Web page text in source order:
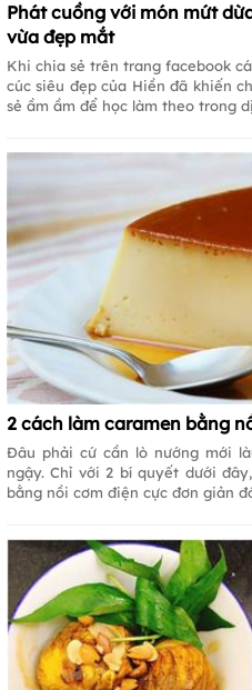
Phát cuồng với món mứt
vừa đẹp mắt
Khi chia sẻ trên trang facebook
cúc siêu đẹp của Hiền đã khiến
sẻ ầm ầm để học làm theo trong
2 cách làm caramen bằng
Đâu phải cứ cần lò nướng mới
ngậy. Chỉ với 2 bí quyết dưới
bằng nồi cơm điện cực đơn giản